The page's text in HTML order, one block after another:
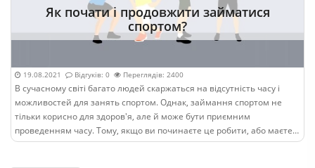
Як почати і продовжити займатися
спортом?
19.08.2021 Відгуків: 0 Переглядів: 2400
В сучасному світі багато людей скаржаться на відсутність часу і
можливостей для занять спортом. Однак, займання спортом не
тільки корисно для здоров'я, але й може бути приємним
проведенням часу. Тому, якщо ви починаєте це робити, або маєте
ідеї як продовжити, то пропонуємо ознайомитися з деякими пор..